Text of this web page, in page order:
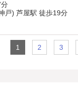
戸) 芦屋駅 徒歩19分
1 2 3